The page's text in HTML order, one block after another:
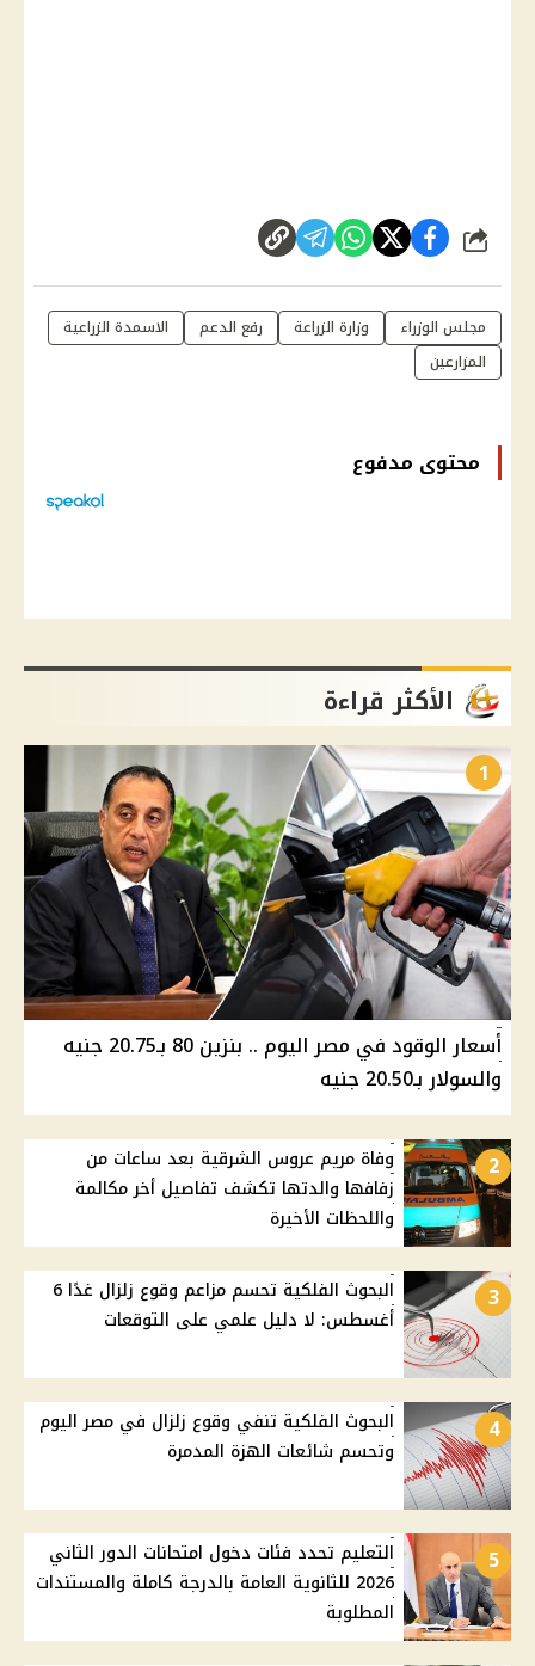
شارك
مجلس الوزراء وزارة الزراعة رفع الدعم
الاسمدة الزراعية
المزارعين
محتوى مدفوع
الأكثر قراءة
1
أسعار الوقود في مصر اليوم .. بنزين 80 بـ20.75 جنيه
والسولار بـ20.50 جنيه
2
وفاة مريم عروس الشرقية بعد ساعات من
زفافها والدتها تكشف تفاصيل أخر مكالمة
واللحظات الأخيرة
3
البحوث الفلكية تحسم مزاعم وقوع زلزال غدًا 6
أغسطس: لا دليل علمي على التوقعات
4
البحوث الفلكية تنفي وقوع زلزال في مصر اليوم
وتحسم شائعات الهزة المدمرة
5
التعليم تحدد فئات دخول امتحانات الدور الثاني
2026 للثانوية العامة بالدرجة كاملة والمستندات
المطلوبة